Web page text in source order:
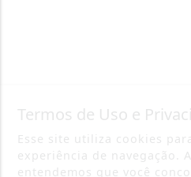
Termos de Uso e
Esse site utiliza cookies
experiência de navegação.
entendemos que você